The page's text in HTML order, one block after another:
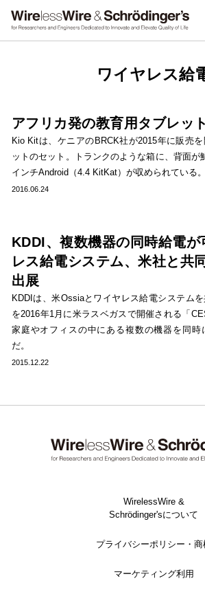
ワイヤレス給
アフリカ発の教育用タブレッ
Kio Kitは、ケニアのBRCK社が2015年に販売
ットのセット。トランクのような箱に、背面が
インチAndroid（4.4 KitKat）が収められている
2016.06.24
KDDI、複数機器の同時給電が
レス給電システム、米社と共
出展
KDDIは、米Ossiaとワイヤレス給電システム
を2016年1月に米ラスベガスで開催される「
家庭やオフィスの中にある複数の機器を同時
だ。
2015.12.22
WirelessWire &
Schrödinger'sについて
プライバシーポリシー・商
マーケティング利用